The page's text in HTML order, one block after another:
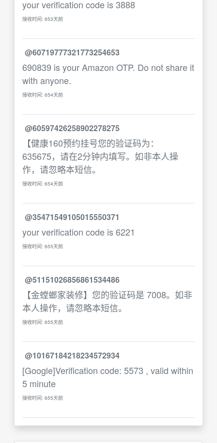
your verification code is 3888
接收时间: 653天前
@60719777321773254653
690839 is your Amazon OTP. Do not share it
with anyone.
接收时间: 654天前
@60597426258902278275
【健康160预约挂号您的验证码为：
635675，请在2分钟内填写。如非本人操
作，请忽略本短信。
接收时间: 654天前
@35471549105015550371
your verification code is 6221
接收时间: 655天前
@51151026856861534486
【金螳螂家装修】您的验证码是 7008。如非
本人操作，请忽略本短信。
接收时间: 655天前
@10167184218234572934
[Google]Verification code: 5573 , valid within
5 minute
接收时间: 655天前